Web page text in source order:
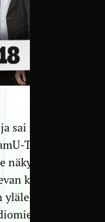
sai mukaan
TV:tä
näkyvin
kauden